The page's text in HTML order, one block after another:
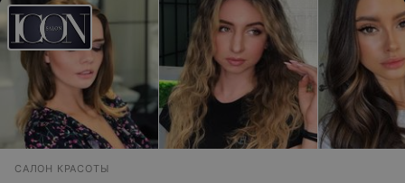
САЛОН КРАСОТЫ